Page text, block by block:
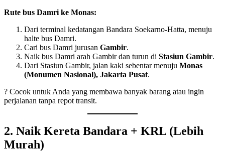
Rute bus Damri ke Monas:
Dari terminal kedatangan Bandara Soekarno-Hatta, menuju
halte bus Damri.
Cari bus Damri jurusan Gambir.
Naik bus Damri arah Gambir dan turun di Stasiun Gambir.
Dari Stasiun Gambir, jalan kaki sebentar menuju Monas
(Monumen Nasional), Jakarta Pusat.
? Cocok untuk Anda yang membawa banyak barang atau ingin
perjalanan tanpa repot transit.
2. Naik Kereta Bandara + KRL (Lebih
Murah)